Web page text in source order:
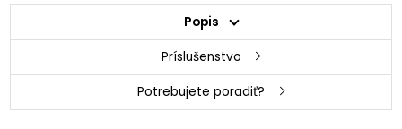
Popis
Príslušenstvo
Potrebujete poradiť?